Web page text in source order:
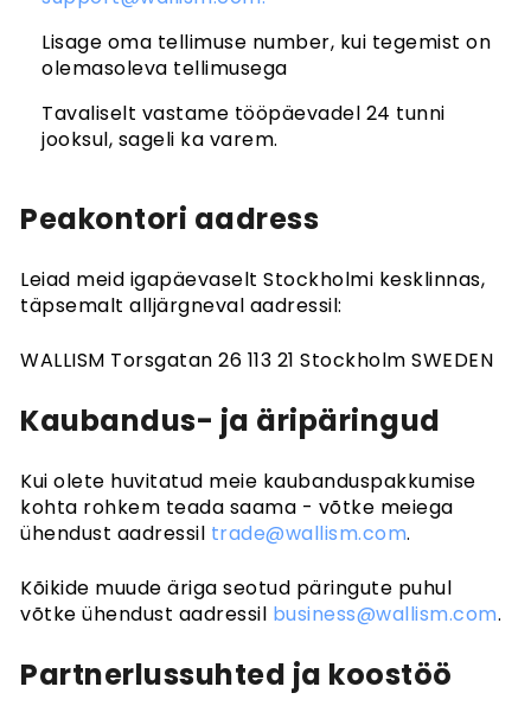
Lisage oma tellimuse number, kui tegemist on
olemasoleva tellimusega
Tavaliselt vastame tööpäevadel 24 tunni
jooksul, sageli ka varem.
Peakontori aadress
Leiad meid igapäevaselt Stockholmi kesklinnas,
täpsemalt alljärgneval aadressil:
WALLISM Torsgatan 26 113 21 Stockholm SWEDEN
Kaubandus- ja äripäringud
Kui olete huvitatud meie kaubanduspakkumise
kohta rohkem teada saama - võtke meiega
ühendust aadressil trade@wallism.com.
Kõikide muude äriga seotud päringute puhul
võtke ühendust aadressil business@wallism.com.
Partnerlussuhted ja koostöö